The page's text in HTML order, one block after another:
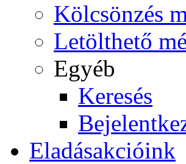
Kölcsönzés
Letölthető
Egyéb
Keresés
Eladásakcióink